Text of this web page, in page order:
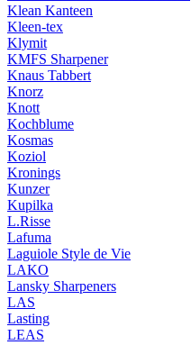
Klean Kanteen
Kleen-tex
Klymit
KMFS Sharpener
Knaus Tabbert
Knorz
Knott
Kochblume
Kosmas
Koziol
Kronings
Kunzer
Kupilka
L.Risse
Lafuma
Laguiole Style de Vie
LAKO
Lansky Sharpeners
LAS
Lasting
LEAS